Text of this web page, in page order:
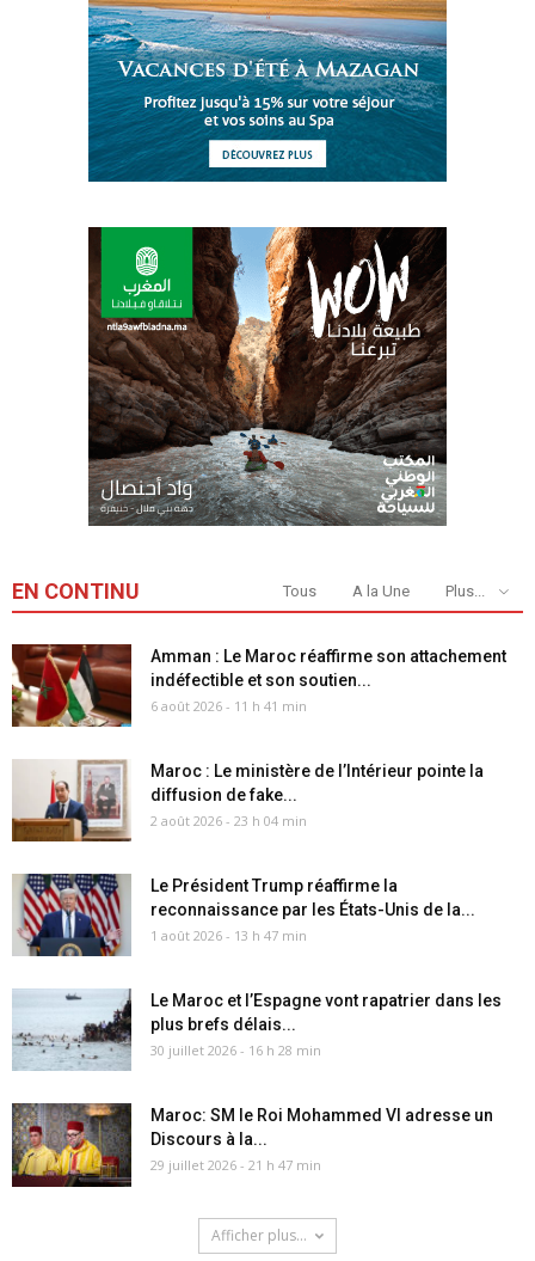
EN CONTINU Tous A la Une Plus...
Amman : Le Maroc réaffirme son attachement
indéfectible et son soutien...
6 août 2026 - 11 h 41 min
Maroc : Le ministère de l’Intérieur pointe la
diffusion de fake...
2 août 2026 - 23 h 04 min
Le Président Trump réaffirme la
reconnaissance par les États-Unis de la...
1 août 2026 - 13 h 47 min
Le Maroc et l’Espagne vont rapatrier dans les
plus brefs délais...
30 juillet 2026 - 16 h 28 min
Maroc: SM le Roi Mohammed VI adresse un
Discours à la...
29 juillet 2026 - 21 h 47 min
Afficher plus...